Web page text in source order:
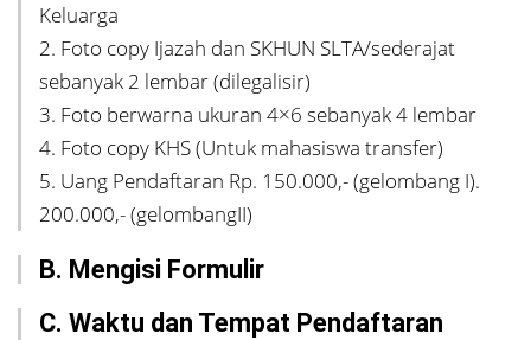
Keluarga
2. Foto copy Ijazah dan SKHUN SLTA/sederajat
sebanyak 2 lembar (dilegalisir)
3. Foto berwarna ukuran 4×6 sebanyak 4 lembar
4. Foto copy KHS (Untuk mahasiswa transfer)
5. Uang Pendaftaran Rp. 150.000,- (gelombang I).
200.000,- (gelombangII)
B. Mengisi Formulir
C. Waktu dan Tempat Pendaftaran